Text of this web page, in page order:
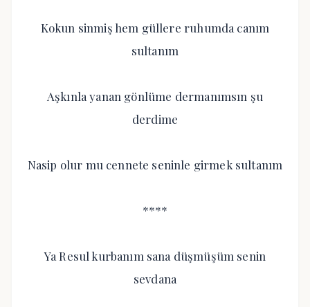
Kokun sinmiş hem güllere ruhumda canım
sultanım
Aşkınla yanan gönlüme dermanımsın şu
derdime
Nasip olur mu cennete seninle girmek sultanım
****
Ya Resul kurbanım sana düşmüşüm senin
sevdana